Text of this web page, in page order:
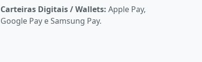
Carteiras Digitais / Wallets:Apple Pay,
Google Pay e Samsung Pay.